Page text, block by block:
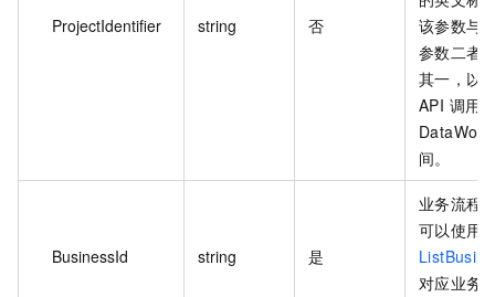
ProjectIdentifier string 否
该参数与
参数二者
其一，以
API 调用
间。
BusinessId string 是
业务流程
可以使用
对应业务